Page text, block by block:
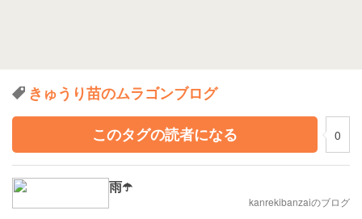
きゅうり苗のムラゴンブログ
このタグの読者になる
0
雨☂️
kanrekibanzaiのブログ